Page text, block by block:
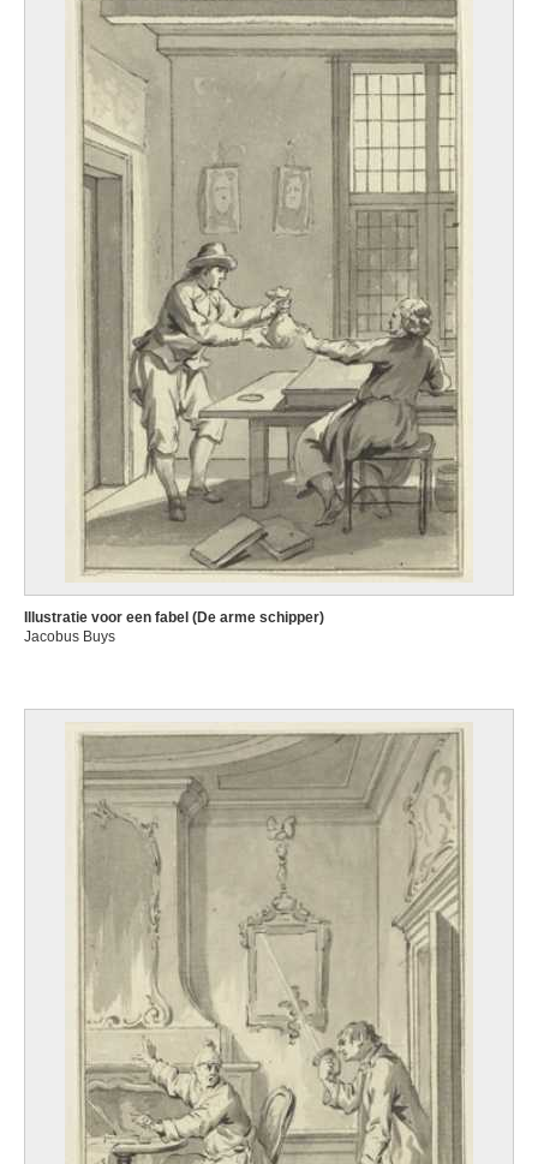
Illustratie voor een fabel (De arme schipper)
Jacobus Buys